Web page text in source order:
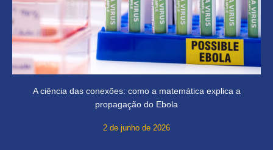
A ciência das conexões: como a matemática explica a
propagação do Ebola
2 de junho de 2026